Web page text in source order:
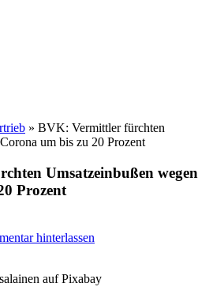
» BVK: Vermittler fürchten
um bis zu 20 Prozent
Umsatzeinbußen wegen
Prozent
hinterlassen
auf Pixabay